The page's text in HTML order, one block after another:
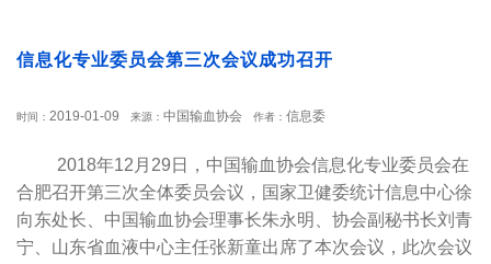
信息化专业委员会第三次会议成功召开
时间： 2019-01-09 来源： 中国输血协会 作者： 信息委
2018年12 月 29 日，中国输血协会信息化专业委员会在
合肥召开第三次全体委员会议，国家卫健委统计信息中心徐
向东处长、中国输血协会理事长朱永明、协会副秘书长刘青
宁、山东省血液中心主任张新童出席了本次会议，此次会议